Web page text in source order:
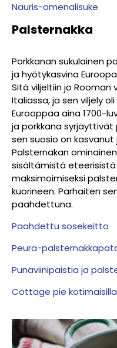
Nauris-omenalisuke
Palsternakka
Porkkanan sukulainen
ja hyötykasvina
Sitä viljeltiin jo Rooman
Italiassa, ja sen viljely
Eurooppaa aina 1700-
ja porkkana
sen suosio on kasvanut
Palsternakan
sisältämistä eteerisistä
maksimoimiseksi
kuorineen. Parhaiten
paahdettuna.
Paahdettu sosekeitto
Peura-
Punaviinipaistia ja
Cottage pie kotimaisilla